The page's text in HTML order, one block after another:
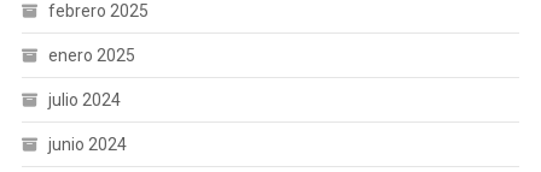
febrero 2025
enero 2025
julio 2024
junio 2024